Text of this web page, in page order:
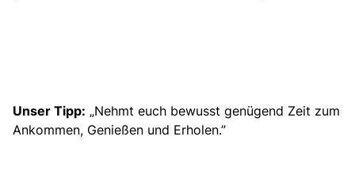
Unser Tipp: „Nehmt euch bewusst genügend Zeit zum
Ankommen, Genießen und Erholen.”